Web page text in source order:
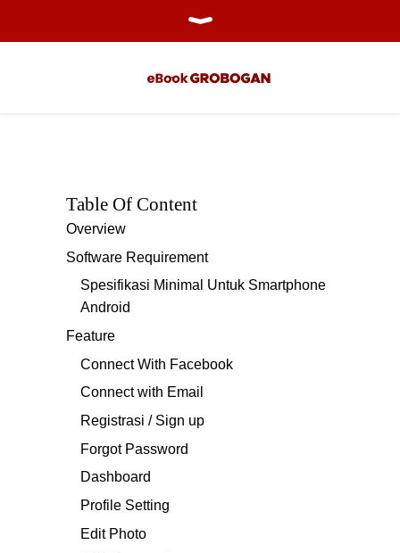
Table Of Content
Overview
Software Requirement
Spesifikasi Minimal Untuk Smartphone
Android
Feature
Connect With Facebook
Connect with Email
Registrasi / Sign up
Forgot Password
Dashboard
Profile Setting
Edit Photo